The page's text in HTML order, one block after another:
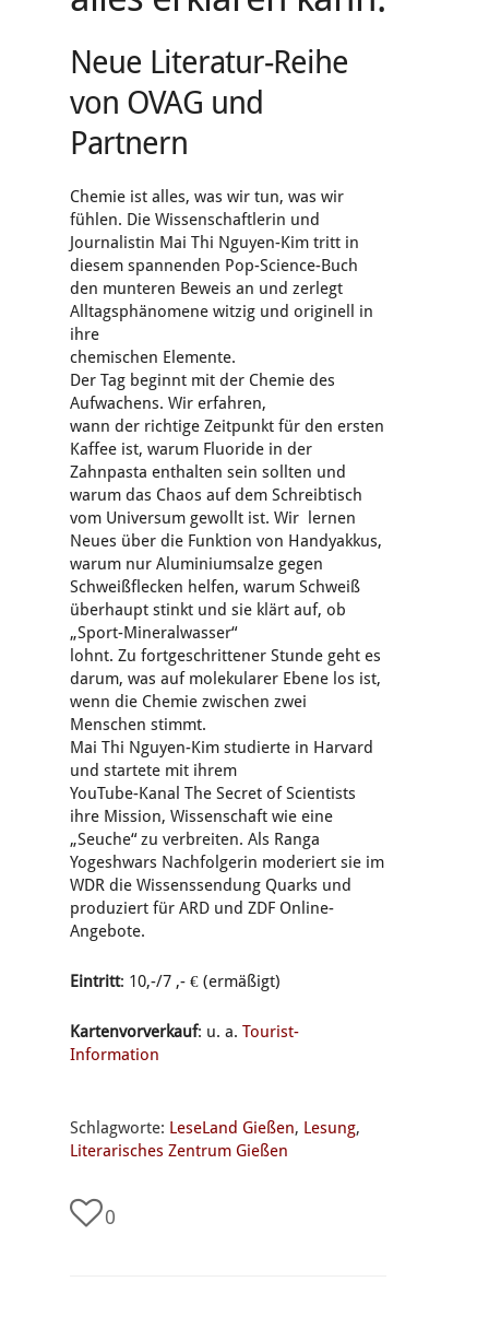
Neue Literatur-Reihe
von OVAG und
Partnern
Chemie ist alles, was wir tun, was wir
fühlen. Die Wissenschaftlerin und
Journalistin Mai Thi Nguyen-Kim tritt in
diesem spannenden Pop-Science-Buch
den munteren Beweis an und zerlegt
Alltagsphänomene witzig und originell in
ihre
chemischen Elemente.
Der Tag beginnt mit der Chemie des
Aufwachens. Wir erfahren,
wann der richtige Zeitpunkt für den ersten
Kaffee ist, warum Fluoride in der
Zahnpasta enthalten sein sollten und
warum das Chaos auf dem Schreibtisch
vom Universum gewollt ist. Wir lernen
Neues über die Funktion von Handyakkus,
warum nur Aluminiumsalze gegen
Schweißflecken helfen, warum Schweiß
überhaupt stinkt und sie klärt auf, ob
„Sport-Mineralwasser“
lohnt. Zu fortgeschrittener Stunde geht es
darum, was auf molekularer Ebene los ist,
wenn die Chemie zwischen zwei
Menschen stimmt.
Mai Thi Nguyen-Kim studierte in Harvard
und startete mit ihrem
YouTube-Kanal The Secret of Scientists
ihre Mission, Wissenschaft wie eine
„Seuche“ zu verbreiten. Als Ranga
Yogeshwars Nachfolgerin moderiert sie im
WDR die Wissenssendung Quarks und
produziert für ARD und ZDF Online-
Angebote.
Eintritt: 10,-/7 ,- € (ermäßigt)
Kartenvorverkauf: u. a. Tourist-
Information
Schlagworte: LeseLand Gießen, Lesung,
Literarisches Zentrum Gießen
0